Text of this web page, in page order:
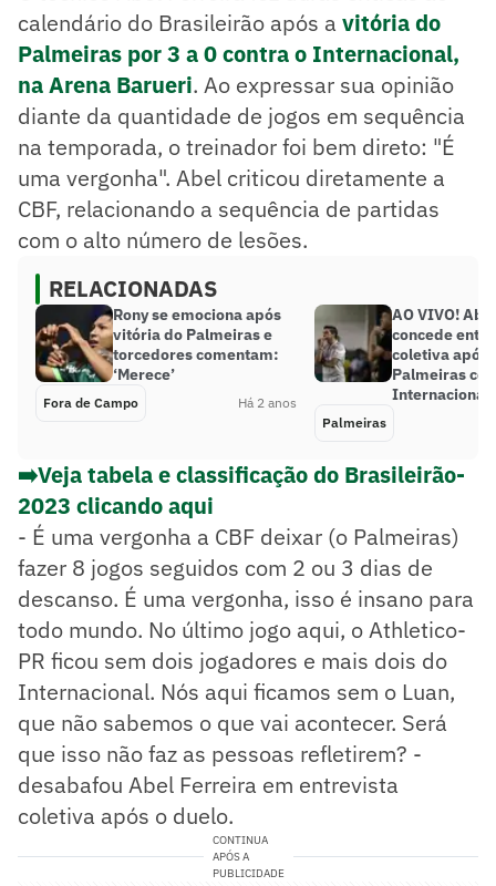
calendário do Brasileirão após a vitória do
Palmeiras por 3 a 0 contra o Internacional,
na Arena Barueri. Ao expressar sua opinião
diante da quantidade de jogos em sequência
na temporada, o treinador foi bem direto: "É
uma vergonha". Abel criticou diretamente a
CBF, relacionando a sequência de partidas
com o alto número de lesões.
RELACIONADAS
Rony se emociona após
vitória do Palmeiras e
torcedores comentam:
‘Merece’
Fora de Campo Há 2 anos
AO VIVO!
concede
coletiva após
Palmeiras
Internacional
Palmeiras
➡️Veja tabela e classificação do Brasileirão-
2023 clicando aqui
- É uma vergonha a CBF deixar (o Palmeiras)
fazer 8 jogos seguidos com 2 ou 3 dias de
descanso. É uma vergonha, isso é insano para
todo mundo. No último jogo aqui, o Athletico-
PR ficou sem dois jogadores e mais dois do
Internacional. Nós aqui ficamos sem o Luan,
que não sabemos o que vai acontecer. Será
que isso não faz as pessoas refletirem? -
desabafou Abel Ferreira em entrevista
coletiva após o duelo.
CONTINUA
APÓS A
PUBLICIDADE